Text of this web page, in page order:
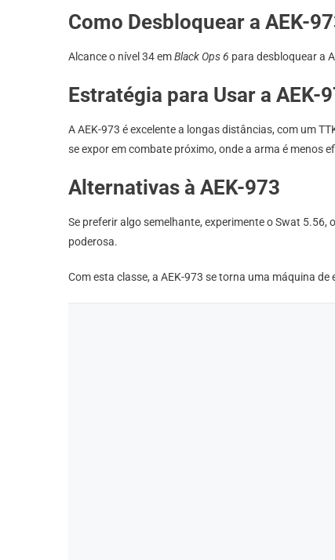
Como Desbloquear a AEK-
Alcance o nível 34 emBlack Ops 6 para desbloquear a
Estratégia para Usar a AEK-
A AEK-973 é excelente a longas distâncias, com um
se expor em combate próximo, onde a arma é menos
Alternativas à AEK-973
Se preferir algo semelhante, experimente o Swat
poderosa.
Com esta classe, a AEK-973 se torna uma máquina